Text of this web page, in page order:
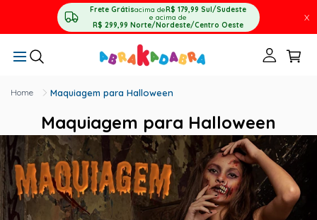
Frete Grátisacima deR$ 179,99 Sul/Sudeste
e acima de
R$ 299,99 Norte/Nordeste/Centro Oeste
X
Maquiagem para Halloween
Maquiagem para Halloween